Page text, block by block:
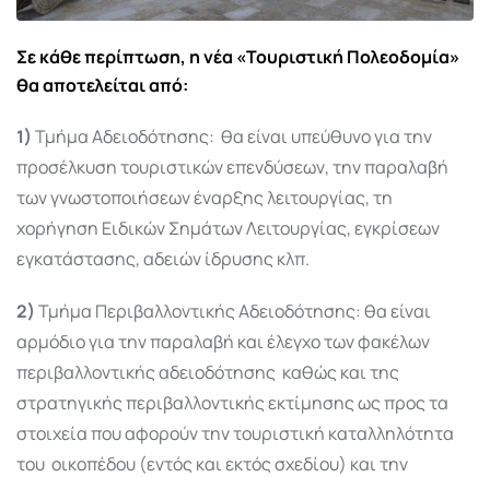
Σε κάθε περίπτωση, η νέα «Τουριστική Πολεοδομία»
θα αποτελείται από:
1) Τμήμα Αδειοδότησης: θα είναι υπεύθυνο για την
προσέλκυση τουριστικών επενδύσεων, την παραλαβή
των γνωστοποιήσεων έναρξης λειτουργίας, τη
χορήγηση Ειδικών Σημάτων Λειτουργίας, εγκρίσεων
εγκατάστασης, αδειών ίδρυσης κλπ.
2) Τμήμα Περιβαλλοντικής Αδειοδότησης: θα είναι
αρμόδιο για την παραλαβή και έλεγχο των φακέλων
περιβαλλοντικής αδειοδότησης καθώς και της
στρατηγικής περιβαλλοντικής εκτίμησης ως προς τα
στοιχεία που αφορούν την τουριστική καταλληλότητα
του οικοπέδου (εντός και εκτός σχεδίου) και την